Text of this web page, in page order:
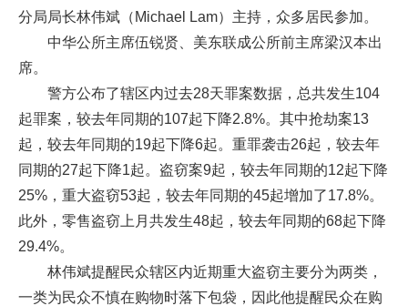
分局局长林伟斌（Michael Lam）主持，众多居民参加。
中华公所主席伍锐贤、美东联成公所前主席梁汉本出
席。
警方公布了辖区内过去28天罪案数据，总共发生104
起罪案，较去年同期的107起下降2.8%。其中抢劫案13
起，较去年同期的19起下降6起。重罪袭击26起，较去年
同期的27起下降1起。盗窃案9起，较去年同期的12起下降
25%，重大盗窃53起，较去年同期的45起增加了17.8%。
此外，零售盗窃上月共发生48起，较去年同期的68起下降
29.4%。
林伟斌提醒民众辖区内近期重大盗窃主要分为两类，
一类为民众不慎在购物时落下包袋，因此他提醒民众在购